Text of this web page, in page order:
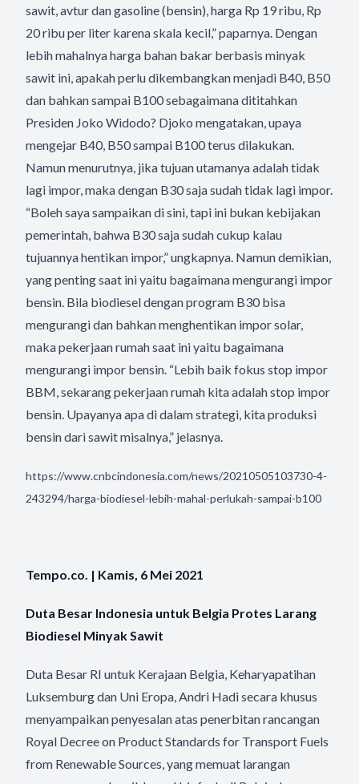
sawit, avtur dan gasoline (bensin), harga Rp 19 ribu, Rp
20 ribu per liter karena skala kecil,” paparnya. Dengan
lebih mahalnya harga bahan bakar berbasis minyak
sawit ini, apakah perlu dikembangkan menjadi B40, B50
dan bahkan sampai B100 sebagaimana dititahkan
Presiden Joko Widodo? Djoko mengatakan, upaya
mengejar B40, B50 sampai B100 terus dilakukan.
Namun menurutnya, jika tujuan utamanya adalah tidak
lagi impor, maka dengan B30 saja sudah tidak lagi impor.
“Boleh saya sampaikan di sini, tapi ini bukan kebijakan
pemerintah, bahwa B30 saja sudah cukup kalau
tujuannya hentikan impor,” ungkapnya. Namun demikian,
yang penting saat ini yaitu bagaimana mengurangi impor
bensin. Bila biodiesel dengan program B30 bisa
mengurangi dan bahkan menghentikan impor solar,
maka pekerjaan rumah saat ini yaitu bagaimana
mengurangi impor bensin. “Lebih baik fokus stop impor
BBM, sekarang pekerjaan rumah kita adalah stop impor
bensin. Upayanya apa di dalam strategi, kita produksi
bensin dari sawit misalnya,” jelasnya.
https://www.cnbcindonesia.com/news/20210505103730-4-
243294/harga-biodiesel-lebih-mahal-perlukah-sampai-b100
Tempo.co. | Kamis, 6 Mei 2021
Duta Besar Indonesia untuk Belgia Protes Larang
Biodiesel Minyak Sawit
Duta Besar RI untuk Kerajaan Belgia, Keharyapatihan
Luksemburg dan Uni Eropa, Andri Hadi secara khusus
menyampaikan penyesalan atas penerbitan rancangan
Royal Decree on Product Standards for Transport Fuels
from Renewable Sources, yang memuat larangan